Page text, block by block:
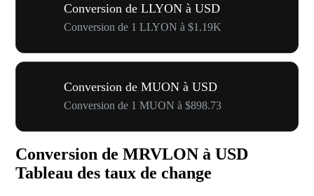
Conversion de LLYON à USD
Conversion de 1 LLYON à $1.19K
Conversion de MUON à USD
Conversion de 1 MUON à $898.73
Conversion de MRVLON à USD
Tableau des taux de change